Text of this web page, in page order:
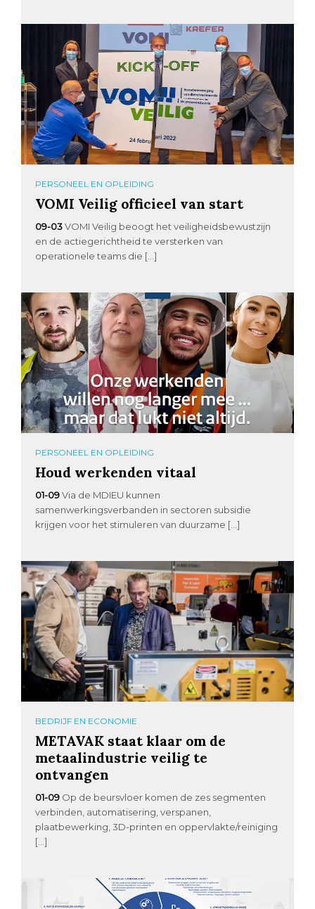
PERSONEEL EN OPLEIDING
VOMI Veilig officieel van start
09-03 VOMI Veilig beoogt het veiligheidsbewustzijn
en de actiegerichtheid te versterken van
operationele teams die […]
PERSONEEL EN OPLEIDING
Houd werkenden vitaal
01-09 Via de MDIEU kunnen
samenwerkingsverbanden in sectoren subsidie
krijgen voor het stimuleren van duurzame […]
BEDRIJF EN ECONOMIE
METAVAK staat klaar om de
metaalindustrie veilig te
ontvangen
01-09 Op de beursvloer komen de zes segmenten
verbinden, automatisering, verspanen,
plaatbewerking, 3D-printen en oppervlakte/reiniging
[…]